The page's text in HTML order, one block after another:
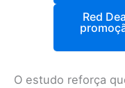
Red
O estudo reforça